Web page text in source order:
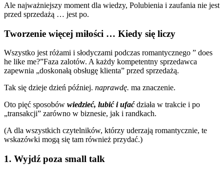
Ale najważniejszy moment dla wiedzy, Polubienia i zaufania nie jest
przed sprzedażą … jest po.
Tworzenie więcej miłości … Kiedy się liczy
Wszystko jest różami i słodyczami podczas romantycznego ” does
he like me?”Faza zalotów. A każdy kompetentny sprzedawca
zapewnia „doskonałą obsługę klienta” przed sprzedażą.
Tak się dzieje dzień później. naprawdę. ma znaczenie.
Oto pięć sposobów wiedzieć, lubić i ufaćdziała w trakcie i po
„transakcji” zarówno w biznesie, jak i randkach.
(A dla wszystkich czytelników, którzy uderzają romantycznie, te
wskazówki mogą się tam również przydać.)
1. Wyjdź poza small talk